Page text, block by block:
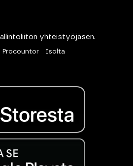
yhteistyöjäsen.
Procountor Isolta